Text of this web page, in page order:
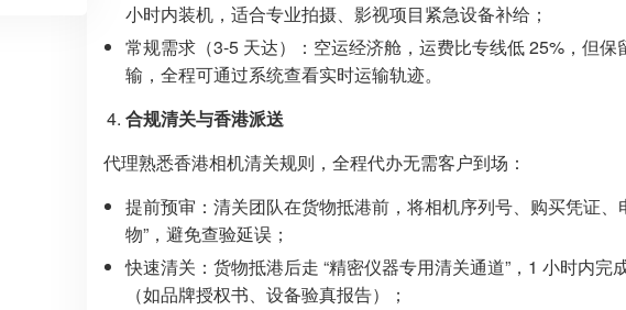
小时内装机，适合专业拍摄、影视项目紧急设备补给；
常规需求（3-5 天达）：空运经济舱，运费比专线低 25%，但保
输，全程可通过系统查看实时运输轨迹。
合规清关与香港派送
代理熟悉香港相机清关规则，全程代办无需客户到场：
提前预审：清关团队在货物抵港前，将相机序列号、购买凭证
物”，避免查验延误；
快速清关：货物抵港后走 “精密仪器专用清关通道”，1 小时内
（如品牌授权书、设备验真报告）；